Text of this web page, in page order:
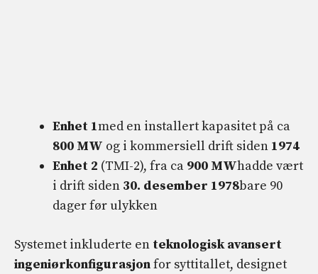
Enhet 1med en installert kapasitet på ca
800 MW og i kommersiell drift siden 1974
Enhet 2 (TMI-2), fra ca 900 MWhadde vært
i drift siden 30. desember 1978bare 90
dager før ulykken
Systemet inkluderte en teknologisk avansert
ingeniørkonfigurasjonfor syttitallet, designet